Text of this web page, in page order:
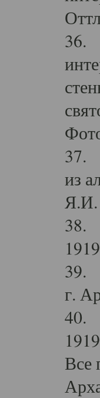
36.
37.
из
Я.И.
38.
39.
г.
40.
Все